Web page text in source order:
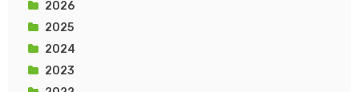
2026
2025
2024
2023